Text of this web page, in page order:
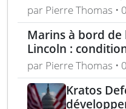
moderne
par Pierre Thomas •
Marins à bord de
Lincoln :
en berne selon
par Pierre Thomas •
Kratos